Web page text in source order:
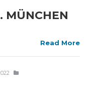
MÜNCHEN
Read More